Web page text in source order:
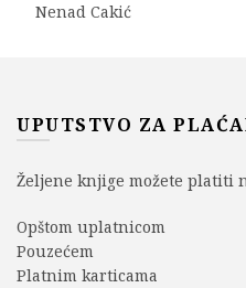
Nenad Cakić
UPUTSTVO ZA
Željene knjige možete platiti
Opštom uplatnicom
Pouzećem
Platnim karticama